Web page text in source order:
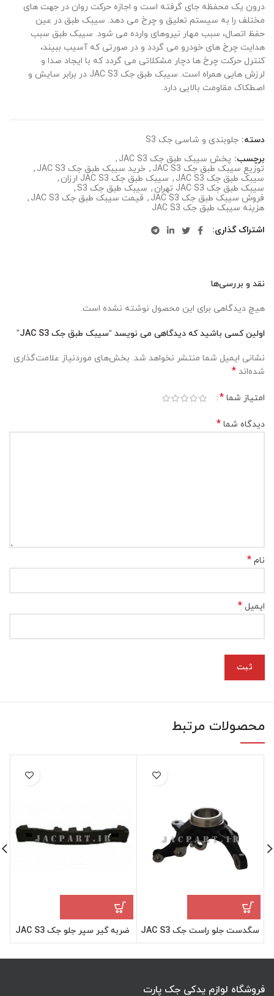
درون یک محفظه جای گرفته است و اجازه حرکت روان در جهت های
مختلف را به سیستم تعلیق و چرخ می دهد. سیبک طبق در عین
حفظ اتصال، سبب مهار نیروهای وارده می شود. سیبک طبق سبب
هدایت چرخ های خودرو می گردد و در صورتی که آسیب ببیند،
کنترل حرکت چرخ ها دچار مشکلاتی می گردد که با ایجاد صدا و
لرزش هایی همراه است. سیبک طبق جک JAC S3 در برابر سایش و
اصطکاک مقاومت بالایی دارد.
دسته: جلوبندی و شاسی جک S3
برچسب: پخش سیبک طبق جک JAC S3
,
توزیع سیبک طبق جک JAC S3
, خرید سیبک طبق جک JAC S3
,
سیبک طبق جک JAC S3
, سیبک طبق جک JAC S3 ارزان
,
سیبک طبق جک JAC S3 تهران
, سیبک طبق جک S3
,
فروش سیبک طبق جک JAC S3
, قیمت سیبک طبق جک JAC S3
,
هزینه سیبک طبق جک JAC S3
اشتراک گذاری
نقد و بررسی‌ها
هیچ دیدگاهی برای این محصول نوشته نشده است.
اولین کسی باشید که دیدگاهی می نویسد “سیبک طبق جک JAC S3”
نشانی ایمیل شما منتشر نخواهد شد. بخش‌های موردنیاز علامت‌گذاری
شده‌اند *
امتیاز شما *
دیدگاه شما *
نام *
ایمیل *
محصولات مرتبط
سگدست جلو راست جک JAC S3 ضربه گیر سپر جلو جک JAC S3
فروشگاه لوازم یدکی جک پارت